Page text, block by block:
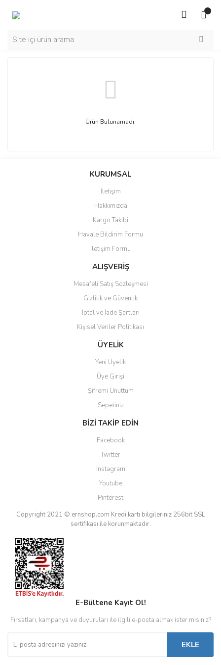
Ürün Bulunamadı.
KURUMSAL
İletişim
Hakkımızda
Kargo Takibi
Havale Bildirim Formu
İletişim Formu
ALIŞVERİŞ
Mesafeli Satış Sözleşmesi
Gizlilik ve Güvenlik
İptal ve İade Şartları
Kişisel Veriler Politikası
ÜYELİK
Yeni Üyelik
Üye Girişi
Şifremi Unuttum
Sepetiniz
BİZİ TAKİP EDİN
Facebook
Twitter
Instagram
Youtube
Pinterest
Copyright 2021 © ernshop.com Kredi kartı bilgileriniz 256bit SSL
sertifikası ile korunmaktadır.
E-Bültene Kayıt Ol!
Fırsatları, kampanya ve duyuruları ile ilgili e-posta almak ister misiniz?
EKLE